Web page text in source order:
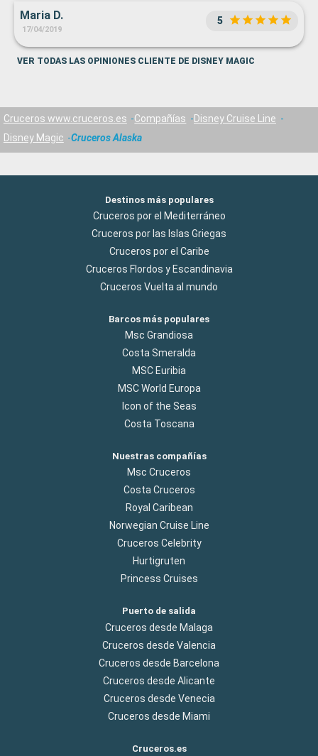
Maria D.
17/04/2019
5
VER TODAS LAS OPINIONES CLIENTE DE DISNEY MAGIC
Cruceros www.cruceros.es Compañías
Disney Cruise Line
Disney Magic
Cruceros Alaska
Destinos más populares
Cruceros por el Mediterráneo
Cruceros por las Islas Griegas
Cruceros por el Caribe
Cruceros Flordos y Escandinavia
Cruceros Vuelta al mundo
Barcos más populares
Msc Grandiosa
Costa Smeralda
MSC Euribia
MSC World Europa
Icon of the Seas
Costa Toscana
Nuestras compañías
Msc Cruceros
Costa Cruceros
Royal Caribean
Norwegian Cruise Line
Cruceros Celebrity
Hurtigruten
Princess Cruises
Puerto de salida
Cruceros desde Malaga
Cruceros desde Valencia
Cruceros desde Barcelona
Cruceros desde Alicante
Cruceros desde Venecia
Cruceros desde Miami
Cruceros.es